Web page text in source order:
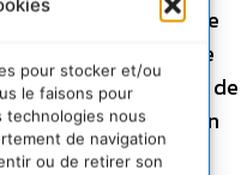
pour stocker et/ou
le faisons pour
technologies nous
de navigation
ou de retirer son
le pouvoir et le
expérience de
transforme de
les bases de son
la capacité de